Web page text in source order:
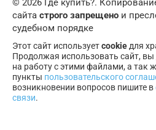
© 2026 Где купить?.
сайта строго запрещено и
судебном порядке
Этот сайт используетcookie для
Продолжая использовать сайт, вы
на работу с этими файлами, а так
пункты пользовательского
возникновении вопросов пишите в
связи.